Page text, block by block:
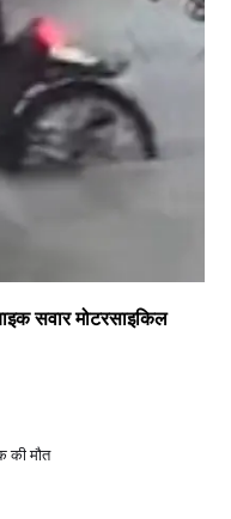
सवार मोटरसाइकिल
की मौत